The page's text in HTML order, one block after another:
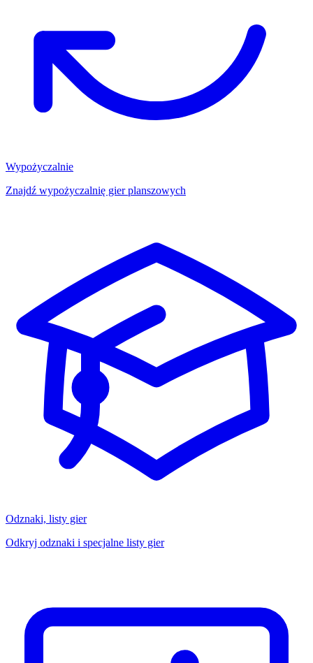
Wypożyczalnie
Znajdź wypożyczalnię gier planszowych
Odznaki, listy gier
Odkryj odznaki i specjalne listy gier